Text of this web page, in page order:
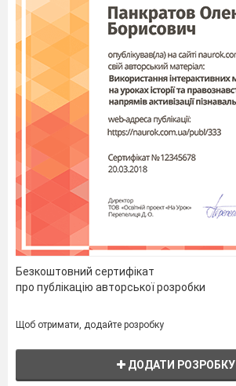
Безкоштовний сертифікат
про публікацію авторської розробки
Щоб отримати, додайте розробку
ДОДАТИ РОЗРОБКУ